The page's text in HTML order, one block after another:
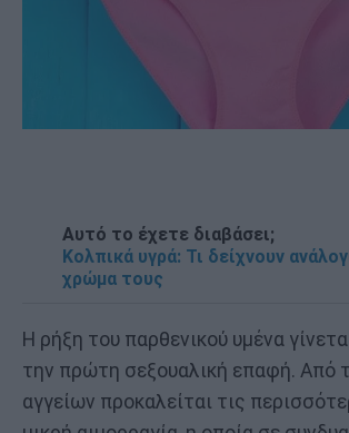
Αυτό το έχετε διαβάσει;
Κολπικά υγρά: Τι δείχνουν
χρώμα τους
Η ρήξη του παρθενικού υμένα
την πρώτη σεξουαλική επαφή. Από
αγγείων προκαλείται τις